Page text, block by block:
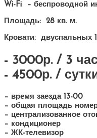
Wi-Fi – беспроводной
Площадь: 28 кв. м.
Кровати: двуспальных 1
- 3000р. / 3
- 4500р. /
– время заезда 13-00
– общая площадь
– централизованное
– кондиционер
– ЖК-телевизор